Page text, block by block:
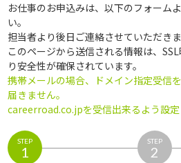
お仕事のお申込みは、以下のフォーム
い。
担当者より後日ご連絡させていただきま
このページから送信される情報は、
り安全性が確保されています。
携帯メールの場合、ドメイン指定受信
届きません。
careerroad.co.jpを受信出来るよう設定
STEP
1
STEP
2